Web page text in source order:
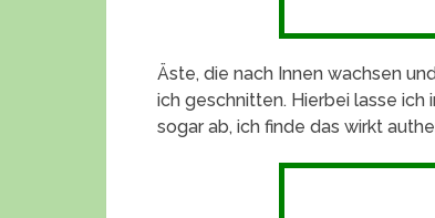
Äste, die nach Innen wachsen
ich geschnitten. Hierbei lasse
sogar ab, ich finde das wirkt